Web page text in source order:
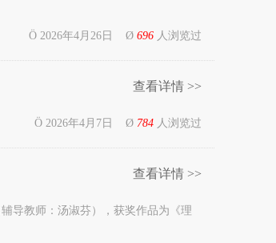
Ö 2026年4月26日 Ø 696 人浏览过
查看详情 >>
Ö 2026年4月7日 Ø 784 人浏览过
查看详情 >>
导教师：汤淑芬），获奖作品为《理